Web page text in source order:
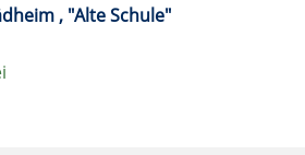
, "Alte Schule"